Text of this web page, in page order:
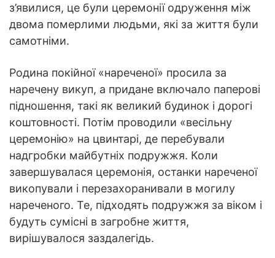
з’явилися, це були церемонії одруження між
двома померлими людьми, які за життя були
самотніми.
Родина покійної «нареченої» просила за
наречену викуп, а придане включало паперові
підношення, такі як великий будинок і дорогі
коштовності. Потім проводили «весільну
церемонію» на цвинтарі, де перебували
надгробки майбутніх подружжя. Коли
завершувалася церемонія, останки нареченої
викопували і перезахоранивали в могилу
нареченого. Те, підходять подружжя за віком і
будуть сумісні в загробне життя,
вирішувалося заздалегідь.